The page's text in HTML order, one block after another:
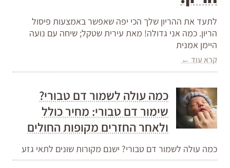
לתעד את ההריון שלך הכי יפה שאפשר באמצעות פיסול
הריון. כמה אני גדולה! מאת עירית שטקל; שיחה עם נועה
היימן אמנית
קרא עוד ←
כמה עולה לשמור דם טבורי?
שימור דם טבורי: מחיר כולל
ולאחר החזרים מקופות החולים
כמה עולה לשמור דם טבורי? ישנם מקורות שונים לתאי גזע